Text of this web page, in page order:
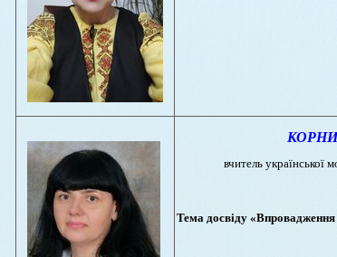
вчитель української
Тема досвіду «Впровадження